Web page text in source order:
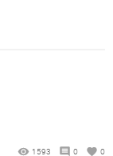
1593 0 0